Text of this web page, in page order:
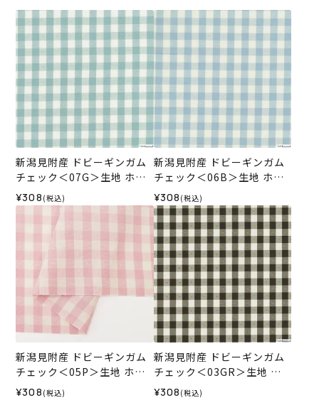
新潟見附産 ドビーギンガム
チェック＜07G＞生地 ホビ
ーラホビーレデザインコレ
クション
¥308 (税込)
新潟見附産 ドビーギンガム
チェック＜06B＞生地 ホビ
ーラホビーレデザインコレ
クション
¥308 (税込)
新潟見附産 ドビーギンガム
チェック＜05P＞生地 ホビ
ーラホビーレデザインコレ
クション
¥308 (税込)
新潟見附産 ドビーギンガム
チェック＜03GR＞生地 ホ
ビーラホビーレデザインコ
レクション
¥308 (税込)